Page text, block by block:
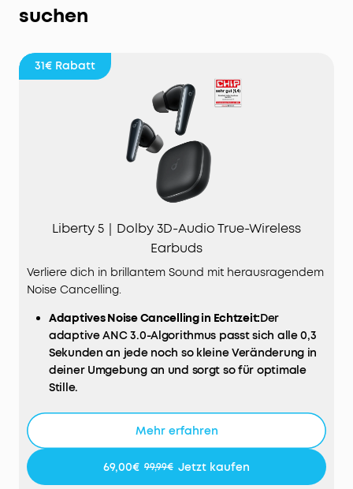
suchen
31€ Rabatt
Liberty 5｜Dolby 3D-Audio True-Wireless
Earbuds
Verliere dich in brillantem Sound mit herausragendem
Noise Cancelling.
AdaptivesNoiseCancelling in Echtzeit:Der
adaptive ANC 3.0-Algorithmus passt sich alle 0,3
Sekunden an jede noch so kleine Veränderung in
deiner Umgebung an und sorgt so für optimale
Stille.
(300Hz – 3 kHz) doppelt so effektiv und ermöglicht
Eindrucksvolles Dolby Audio:Der Dolby Audio-
Algorithmus und die benutzerdefinierten Modi für
Mehr erfahren
69,00€ 99,99€ Jetzt kaufen